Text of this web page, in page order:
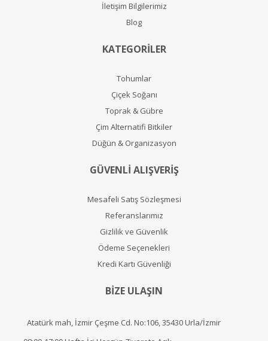
İletişim Bilgilerimiz
Blog
KATEGORİLER
Tohumlar
Çiçek Soğanı
Toprak & Gübre
Çim Alternatifi Bitkiler
Düğün & Organizasyon
GÜVENLİ ALIŞVERİŞ
Mesafeli Satış Sözleşmesi
Referanslarımız
Gizlilik ve Güvenlik
Ödeme Seçenekleri
Kredi Kartı Güvenliği
BİZE ULAŞIN
Atatürk mah, İzmir Çeşme Cd. No:106, 35430 Urla/İzmir